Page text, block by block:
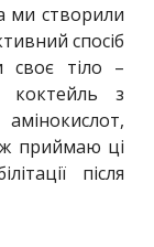
ми створили
спосіб
своє тіло –
коктейль з
приймаю ці
після